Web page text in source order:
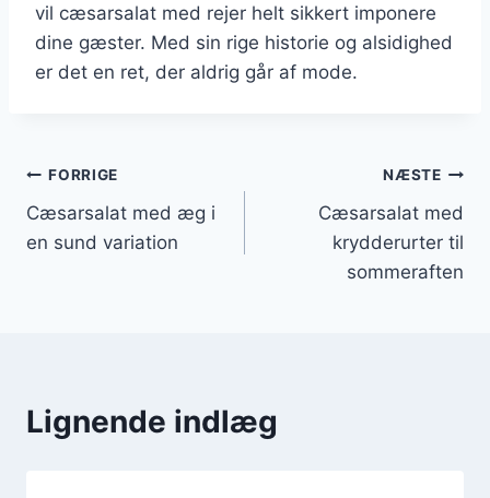
vil cæsarsalat med rejer helt sikkert imponere
dine gæster. Med sin rige historie og alsidighed
er det en ret, der aldrig går af mode.
Indlægsnavigation
FORRIGE
Cæsarsalat med æg i
en sund variation
NÆSTE
Cæsarsalat med
krydderurter til
sommeraften
Lignende indlæg